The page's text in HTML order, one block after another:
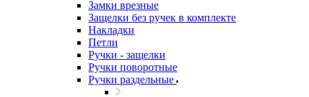
Замки врезные
Защелки без ручек в комплекте
Накладки
Петли
Ручки - защелки
Ручки поворотные
Ручки раздельные